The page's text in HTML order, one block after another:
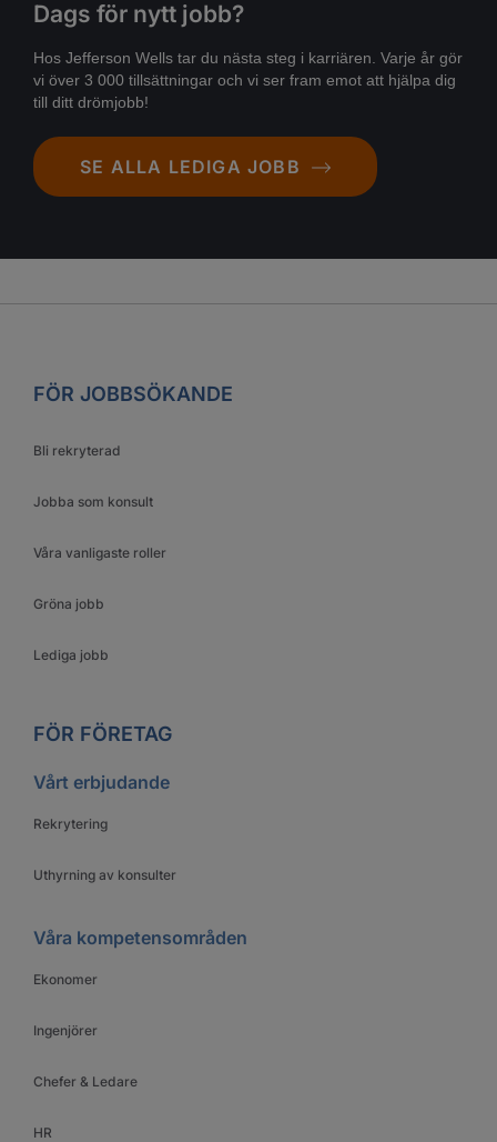
Dags för nytt jobb?
Hos Jefferson Wells tar du nästa steg i karriären. Varje år gör
vi över 3 000 tillsättningar och vi ser fram emot att hjälpa dig
till ditt drömjobb!
SE ALLA LEDIGA JOBB
FÖR JOBBSÖKANDE
Bli rekryterad
Jobba som konsult
Våra vanligaste roller
Gröna jobb
Lediga jobb
FÖR FÖRETAG
Vårt erbjudande
Rekrytering
Uthyrning av konsulter
Våra kompetensområden
Ekonomer
Ingenjörer
Chefer & Ledare
HR